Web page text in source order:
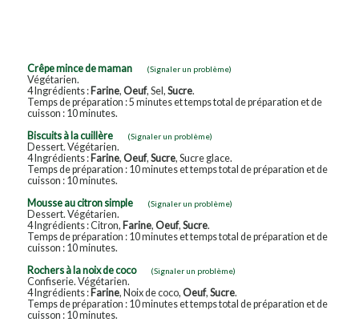
Crêpe mince de maman (Signaler un problème)
Végétarien.
4 Ingrédients : Farine, Oeuf, Sel, Sucre.
Temps de préparation : 5 minutes et temps total de préparation et de
cuisson : 10 minutes.
Biscuits à la cuillère
(Signaler un problème)
Dessert. Végétarien.
4 Ingrédients : Farine, Oeuf, Sucre, Sucre glace.
Temps de préparation : 10 minutes et temps total de préparation et de
cuisson : 10 minutes.
Mousse au citron simple
(Signaler un problème)
Dessert. Végétarien.
4 Ingrédients : Citron, Farine, Oeuf, Sucre.
Temps de préparation : 10 minutes et temps total de préparation et de
cuisson : 10 minutes.
Rochers à la noix de coco
(Signaler un problème)
Confiserie. Végétarien.
4 Ingrédients : Farine, Noix de coco, Oeuf, Sucre.
Temps de préparation : 10 minutes et temps total de préparation et de
cuisson : 10 minutes.